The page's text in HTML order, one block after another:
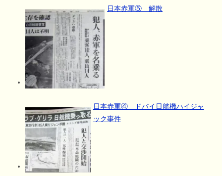
日本赤軍⑤ 解散
日本赤軍④ ドバイ日航機ハイジャ
ック事件